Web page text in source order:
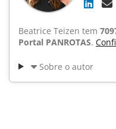
Beatrice Teizen tem
Portal PANROTAS.
Sobre o autor